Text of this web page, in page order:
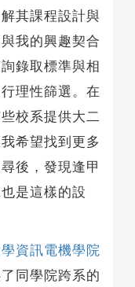
其課程設計與
我的興趣契合
錄取標準與相
理性篩選。在
校系提供大二
希望找到更多
後，發現逢甲
是這樣的設
資訊電機學院
同學院跨系的